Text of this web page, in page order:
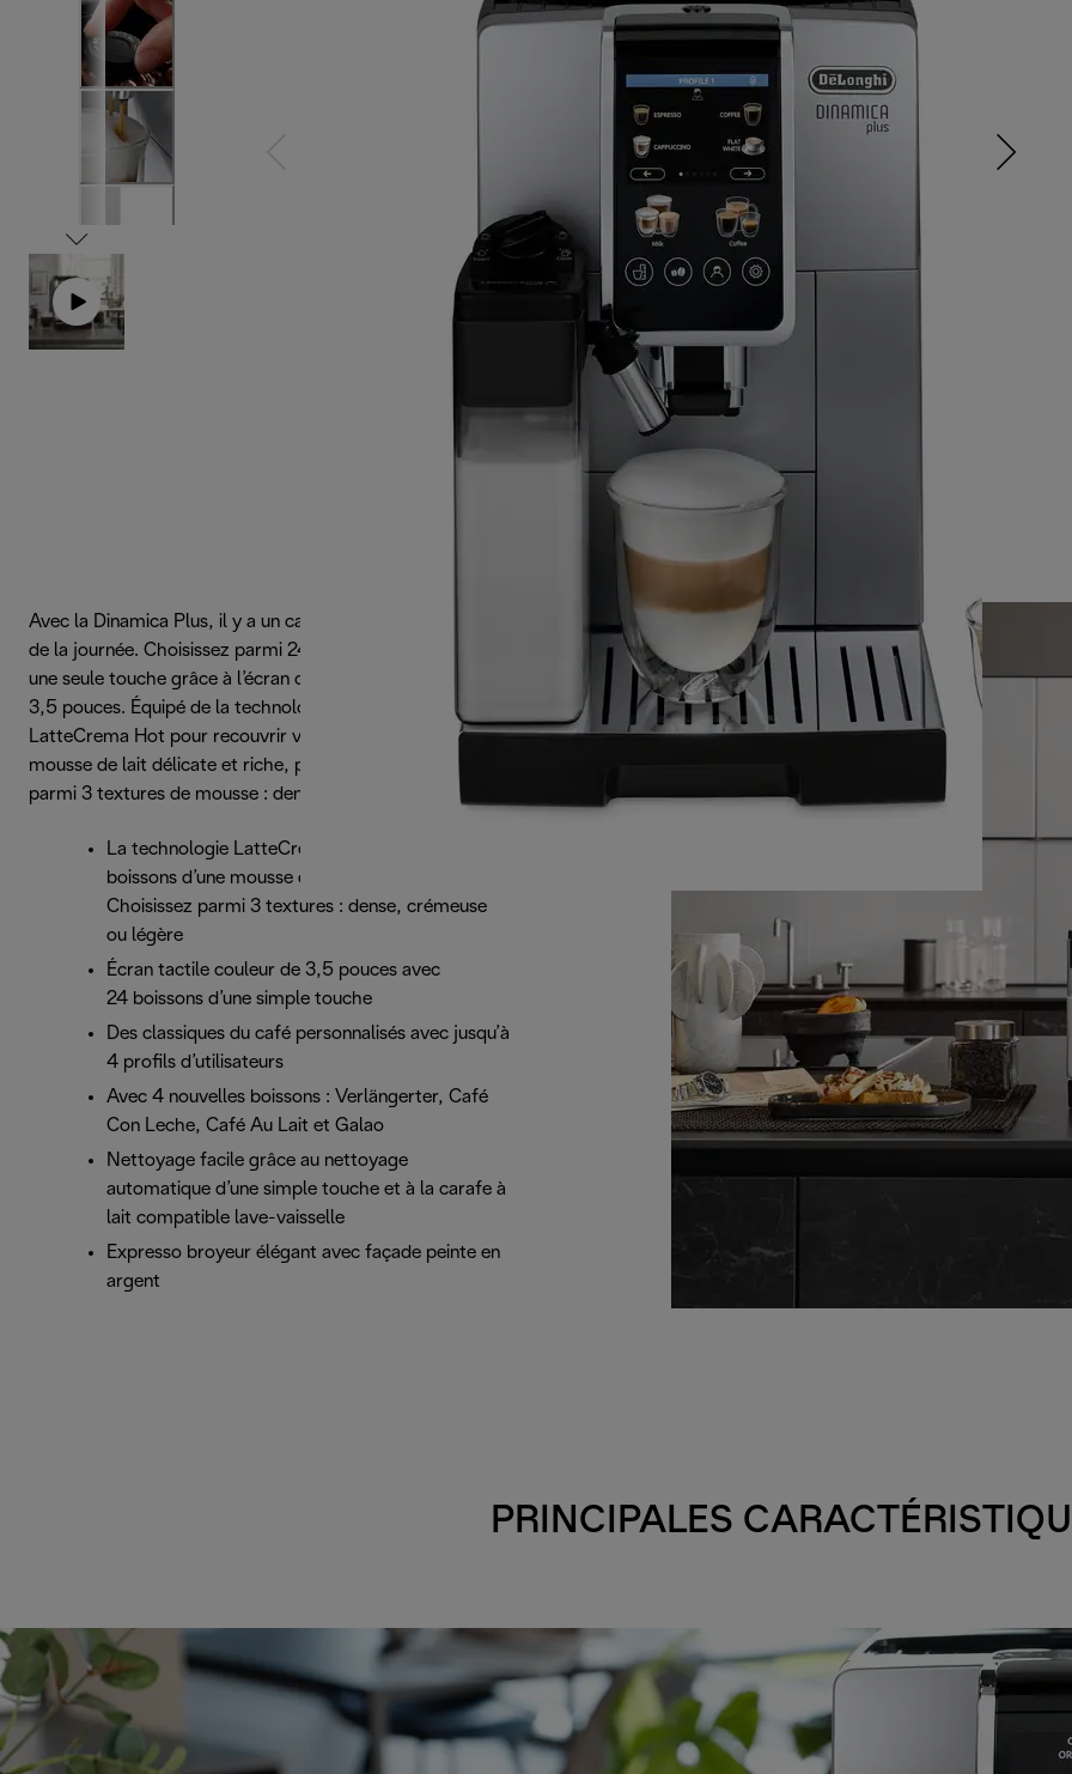
Avec la Dinamica Plus, il y a un café pour chaque moment
de la journée. Choisissez parmi 24 boissons disponibles en
une seule touche grâce à l’écran couleur tactile intuitif de
3,5 pouces. Équipé de la technologie exclusive
LatteCrema Hot pour recouvrir vos boissons d’une
mousse de lait délicate et riche, permettant de choisir
parmi 3 textures de mousse : dense, crémeuse ou légère.
La technologie LatteCrema Hot couvre vos
boissons d’une mousse de lait délicate et riche.
Choisissez parmi 3 textures : dense, crémeuse
ou légère
Écran tactile couleur de 3,5 pouces avec
24 boissons d’une simple touche
Des classiques du café personnalisés avec jusqu’à
4 profils d’utilisateurs
Avec 4 nouvelles boissons : Verlängerter, Café
Con Leche, Café Au Lait et Galao
Nettoyage facile grâce au nettoyage
automatique d’une simple touche et à la carafe à
lait compatible lave-vaisselle
Expresso broyeur élégant avec façade peinte en
argent
PRINCIPALES